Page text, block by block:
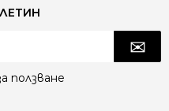
ползване